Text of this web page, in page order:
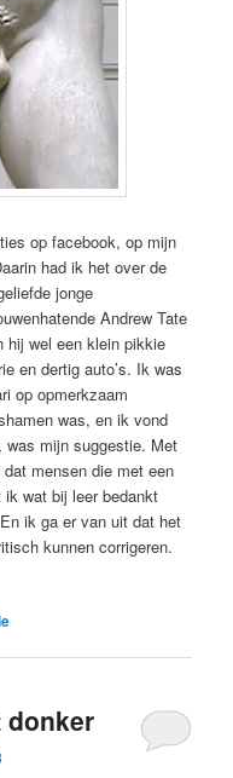
op facebook, op mijn
had ik het over de
jonge
Andrew Tate
hij wel een klein pikkie
en dertig auto’s. Ik was
op opmerkzaam
was, en ik vond
was mijn suggestie. Met
mensen die met een
wat bij leer bedankt
ik ga er van uit dat het
kunnen corrigeren.
donker